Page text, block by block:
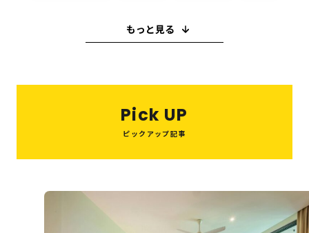
教育・子育て
ビジネス
就職活動 ウエディング
たこ焼き
スペイン 串カツ
美容医療
オフィス
もっと見る
Pick UP
ピックアップ記事